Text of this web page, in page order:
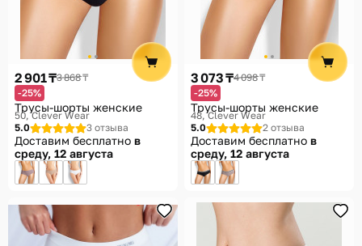
2 901 ₸3 868 ₸
-25%
Трусы-шорты женские
50 Clever Wear
5.0
3 отзыва
Доставим бесплатно в
среду, 12 августа
3 073 ₸4 098 ₸
-25%
Трусы-шорты женские
48 Clever Wear
5.0
2 отзыва
Доставим бесплатно в
среду, 12 августа